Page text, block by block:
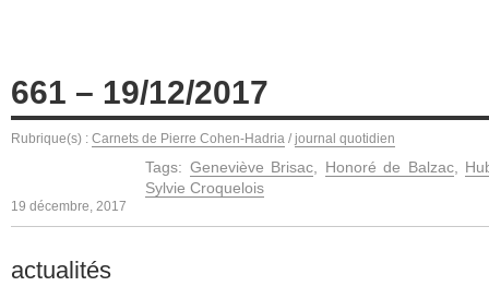
661 – 19/12/2017
Rubrique(s) : Carnets de Pierre Cohen-Hadria / journal quotidien
Tags: Geneviève Brisac, Honoré de Balzac,
Sylvie Croquelois
19 décembre, 2017
actualités